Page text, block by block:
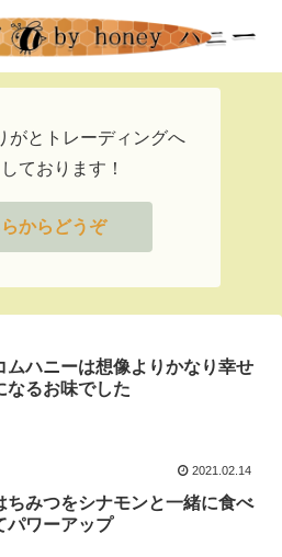
がとトレーディングへ
ております！
からどうぞ
ムハニーは想像よりかなり幸せ
なるお味でした
2021.02.14
ちみつをシナモンと一緒に食べ
パワーアップ